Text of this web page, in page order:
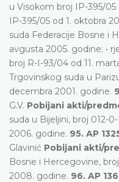
u Visokom broj IP-395/
IP-395/05 od 1. oktobra
suda Federacije Bosne i
avgusta 2005. godine; •
broj R-I-93/04 od 11.
Trgovinskog suda u
decembra 2001. godine.
G.V. Pobijani akti/
suda u Bijeljini, broj 012-
2006. godine. 95. AP
Glavinić Pobijani akti/
Bosne i Hercegovine,
2008. godine. 96. AP